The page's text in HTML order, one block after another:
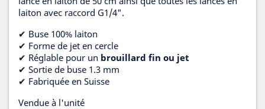
laiton avec raccord G1/4".
✔ Buse 100% laiton
✔ Forme de jet en cercle
✔ Réglable pour un brouillard fin ou jet
✔ Sortie de buse 1.3 mm
✔ Fabriquée en Suisse
Vendue à l'unité